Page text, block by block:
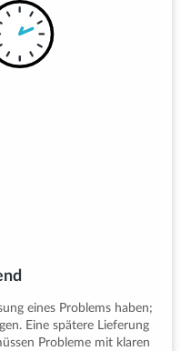
eines Problems haben;
Eine spätere Lieferung
Probleme mit klaren